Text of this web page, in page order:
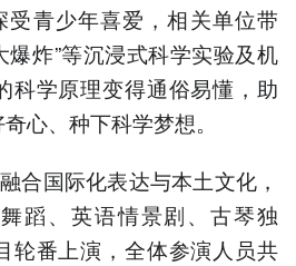
受青少年喜爱，相关单位带
爆炸”等沉浸式科学实验及机
科学原理变得通俗易懂，助
心、种下科学梦想。
合国际化表达与本土文化，
蹈、英语情景剧、古琴独
轮番上演，全体参演人员共